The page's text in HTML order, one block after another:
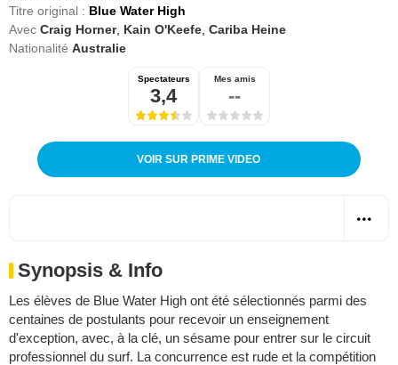
Titre original : Blue Water High
Avec Craig Horner, Kain O'Keefe Cariba Heine
Nationalité Australie
Spectateurs
3,4
Mes amis
--
VOIR SUR PRIME VIDEO
Synopsis & Info
Les élèves de Blue Water High ont été sélectionnés parmi des
centaines de postulants pour recevoir un enseignement
d'exception, avec, à la clé, un sésame pour entrer sur le circuit
professionnel du surf. La concurrence est rude et la compétition